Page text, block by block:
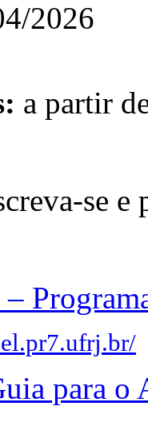
2026
a partir
se e
para o